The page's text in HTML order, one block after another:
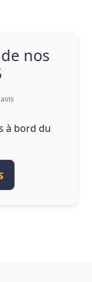
nos
à bord du